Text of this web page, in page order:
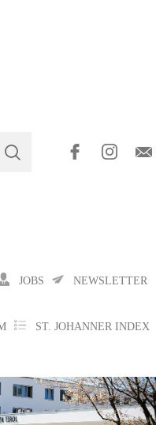
JOBS NEWSLETTER
ST. JOHANNER INDEX